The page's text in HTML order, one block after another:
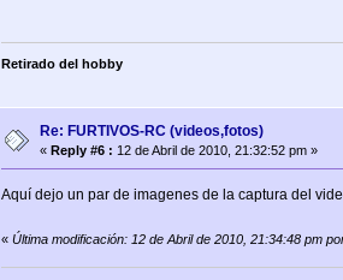
Retirado del hobby
Re: FURTIVOS-RC (videos,fotos)
«Reply #6 : 12 de Abril de 2010, 21:32:52 pm »
Aquí dejo un par de imagenes de la captura del
« Última modificación: 12 de Abril de 2010, 21:34:48 pm